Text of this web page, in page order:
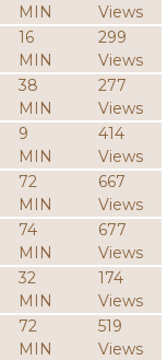
MIN
Views
16
MIN
299
Views
38
MIN
277
Views
9
MIN
414
Views
72
MIN
667
Views
74
MIN
677
Views
32
MIN
174
Views
72
MIN
519
Views